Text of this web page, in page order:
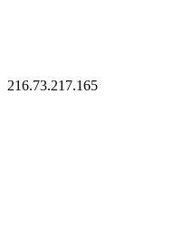
216.73.217.165